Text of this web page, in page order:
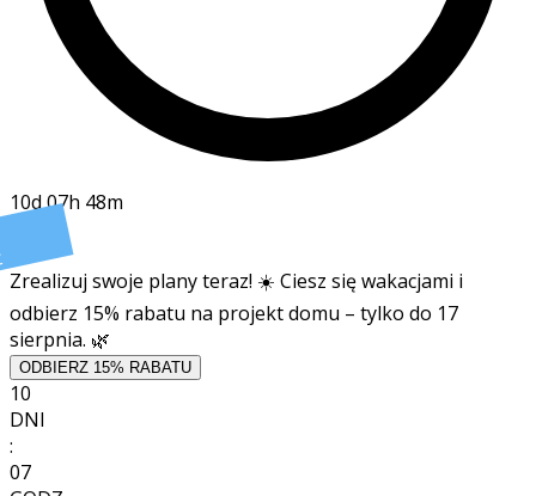
10d 07h 48m
Zrealizuj swoje plany teraz! ☀️ Ciesz się wakacjami i
odbierz 15% rabatu na projekt domu – tylko do 17
sierpnia. 🌿
ODBIERZ 15% RABATU
10
DNI
:
07